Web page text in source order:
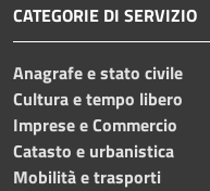
CATEGORIE DI SERVIZIO
Anagrafe e stato civile
Cultura e tempo libero
Imprese e Commercio
Catasto e urbanistica
Mobilità e trasporti